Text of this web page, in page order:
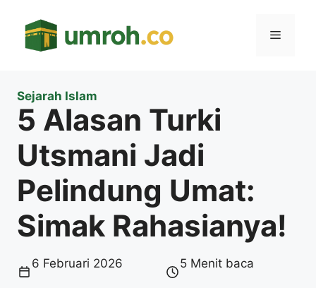
Menu
Sejarah Islam
5 Alasan Turki
Utsmani Jadi
Pelindung Umat:
Simak Rahasianya!
6 Februari 2026 5 Menit baca